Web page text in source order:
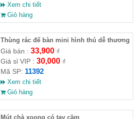
Xem chi tiết
Giỏ hàng
Thùng rác để bàn mini hình thú dễ thương
Giá bán : 33,900₫
Giá sỉ VIP : 30,000₫
Mã SP: 11392
Xem chi tiết
Giỏ hàng
Mút chà xoong có tay cầm